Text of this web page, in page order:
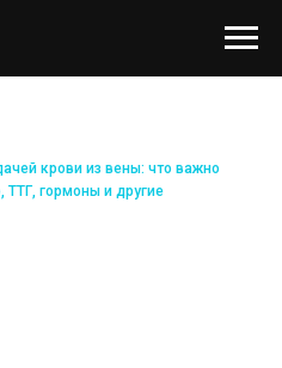
крови из вены: что важно
ТТГ, гормоны и другие